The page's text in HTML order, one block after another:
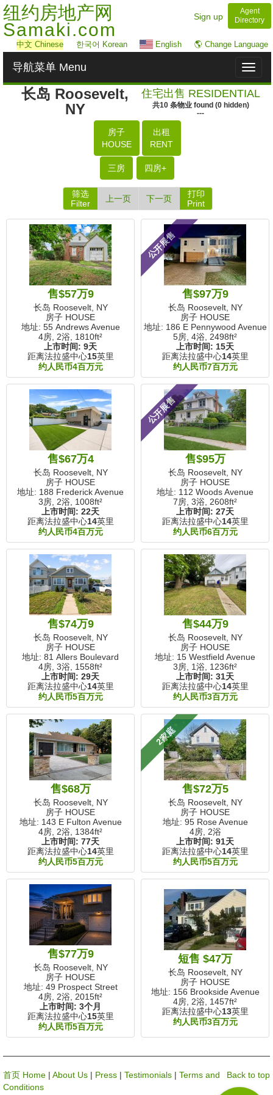
纽约房地产网
Samaki.com
Sign up
Agent
Directory
中文 Chinese 한국어 Korean English 🌎 Change Language
Toggle
导航菜单 Menu
长岛 Roosevelt,
NY
住宅出售 RESIDENTIAL
共10 条物业found (0hidden)
---
房子
HOUSE
出租
RENT
三房 四房+
筛选
Filter
上一页 下一页
打印
Print
售$57万9
长岛 Roosevelt, NY
房子 HOUSE
地址: 55 Andrews Avenue
4房, 2浴, 1810ft²
上市时间: 9天
距离法拉盛中心15英里
约人民币4百万元
公开展售
售$97万9
长岛 Roosevelt, NY
房子 HOUSE
地址: 186 E Pennywood Avenue
5房, 4浴, 2498ft²
上市时间: 15天
距离法拉盛中心14英里
约人民币7百万元
售$67万4
长岛 Roosevelt, NY
房子 HOUSE
地址: 188 Frederick Avenue
3房, 2浴, 1008ft²
上市时间: 22天
距离法拉盛中心14英里
约人民币4百万元
公开展售
售$95万
长岛 Roosevelt, NY
房子 HOUSE
地址: 112 Woods Avenue
7房, 3浴, 2608ft²
上市时间: 27天
距离法拉盛中心14英里
约人民币6百万元
售$74万9
长岛 Roosevelt, NY
房子 HOUSE
地址: 81 Allers Boulevard
4房, 3浴, 1558ft²
上市时间: 29天
距离法拉盛中心14英里
约人民币5百万元
售$44万9
长岛 Roosevelt, NY
房子 HOUSE
地址: 15 Westfield Avenue
3房, 1浴, 1236ft²
上市时间: 31天
距离法拉盛中心14英里
约人民币3百万元
售$68万
长岛 Roosevelt, NY
房子 HOUSE
地址: 143 E Fulton Avenue
4房, 2浴, 1384ft²
上市时间: 77天
距离法拉盛中心14英里
约人民币5百万元
2家庭
售$72万5
长岛 Roosevelt, NY
房子 HOUSE
地址: 95 Rose Avenue
4房, 2浴
上市时间: 91天
距离法拉盛中心14英里
约人民币5百万元
售$77万9
长岛 Roosevelt, NY
房子 HOUSE
地址: 49 Prospect Street
4房, 2浴, 2015ft²
上市时间: 3个月
距离法拉盛中心15英里
约人民币5百万元
短售 $47万
长岛 Roosevelt, NY
房子 HOUSE
地址: 156 Brookside Avenue
4房, 2浴, 1457ft²
距离法拉盛中心13英里
约人民币3百万元
Back to top
首页 Home | About Us | Press | Testimonials | Terms and
Conditions